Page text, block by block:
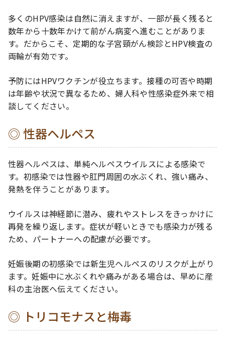
多くのHPV感染は自然に消えますが、一部が長く残ると
数年から十数年かけて前がん病変へ進むことがありま
す。だからこそ、定期的な子宮頸がん検診とHPV検査の
両輪が有効です。
予防にはHPVワクチンが役立ちます。接種の可否や時期
は年齢や状況で異なるため、婦人科や性感染症外来で相
談してください。
性器ヘルペス
性器ヘルペスは、単純ヘルペスウイルスによる感染で
す。初感染では性器や肛門周囲の水ぶくれ、強い痛み、
発熱を伴うことがあります。
ウイルスは神経節に潜み、疲れやストレスをきっかけに
再発を繰り返します。症状が軽いときでも感染力が残る
ため、パートナーへの配慮が必要です。
妊娠後期の初感染では新生児ヘルペスのリスクが上がり
ます。妊娠中に水ぶくれや痛みがある場合は、早めに産
科の主治医へ伝えてください。
トリコモナスと梅毒